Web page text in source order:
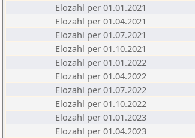
Elozahl per 01.01.2021
Elozahl per 01.04.2021
Elozahl per 01.07.2021
Elozahl per 01.10.2021
Elozahl per 01.01.2022
Elozahl per 01.04.2022
Elozahl per 01.07.2022
Elozahl per 01.10.2022
Elozahl per 01.01.2023
Elozahl per 01.04.2023